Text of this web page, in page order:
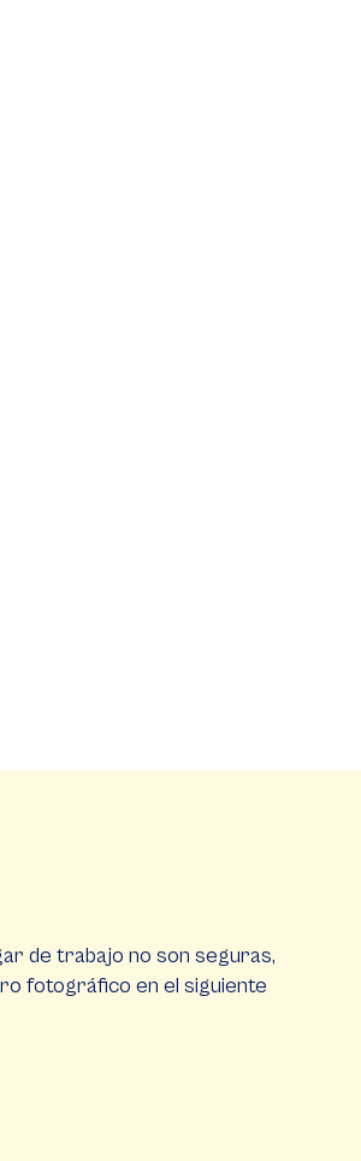
de trabajo no son seguras,
fotográfico en el siguiente